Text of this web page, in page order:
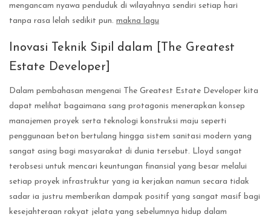
mengancam nyawa penduduk di wilayahnya sendiri setiap hari
tanpa rasa lelah sedikit pun. makna lagu
Inovasi Teknik Sipil dalam [The Greatest
Estate Developer]
Dalam pembahasan mengenai The Greatest Estate Developer kita
dapat melihat bagaimana sang protagonis menerapkan konsep
manajemen proyek serta teknologi konstruksi maju seperti
penggunaan beton bertulang hingga sistem sanitasi modern yang
sangat asing bagi masyarakat di dunia tersebut. Lloyd sangat
terobsesi untuk mencari keuntungan finansial yang besar melalui
setiap proyek infrastruktur yang ia kerjakan namun secara tidak
sadar ia justru memberikan dampak positif yang sangat masif bagi
kesejahteraan rakyat jelata yang sebelumnya hidup dalam